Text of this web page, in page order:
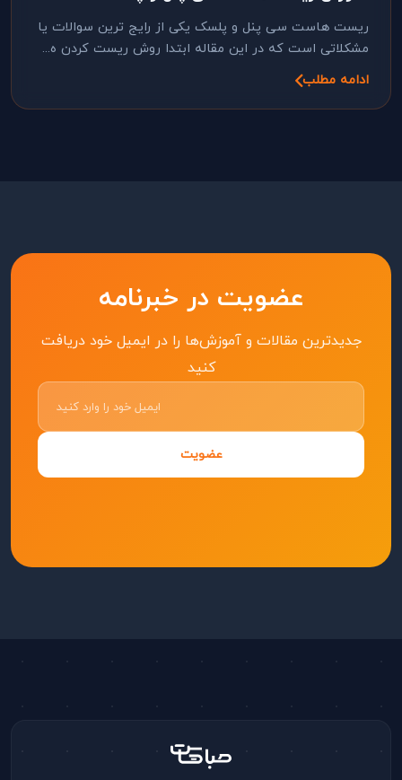
ریست هاست سی پنل و پلسک یکی از رایج ترین سوالات یا
مشکلاتی است که در این مقاله ابتدا روش ریست کردن ه...
ادامه مطلب
عضویت در خبرنامه
جدیدترین مقالات و آموزش‌ها را در ایمیل خود دریافت
کنید
عضویت